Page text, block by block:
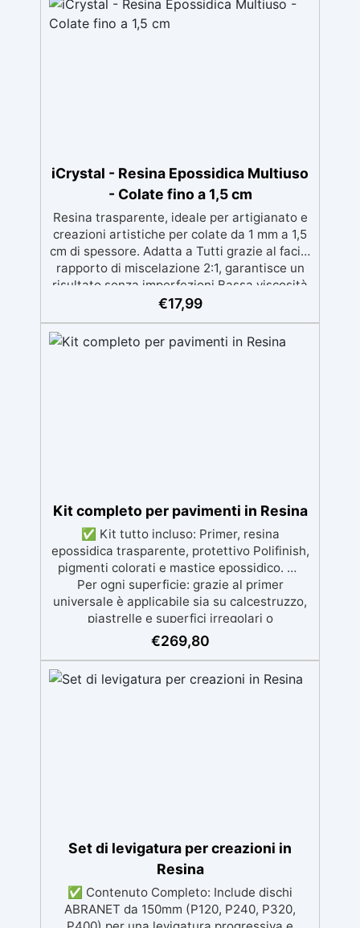
iCrystal - Resina Epossidica Multiuso
- Colate fino a 1,5 cm
Resina trasparente, ideale per artigianato e
creazioni artistiche per colate da 1 mm a 1,5
cm di spessore. Adatta a Tutti grazie al facile
rapporto di miscelazione 2:1, garantisce un
risultato senza imperfezioni Bassa viscosità
per colate senza bolle, compatibile con
materiali. Certificata post-catalisi atossica e
sicura per il contatto con la pelle, Bpa Free e
€17,99
Kit completo per pavimenti in Resina
✅ Kit tutto incluso: Primer, resina
epossidica trasparente, protettivo Polifinish,
pigmenti colorati e mastice epossidico. ✅
Per ogni superficie: grazie al primer
universale è applicabile sia su calcestruzzo,
piastrelle e superfici irregolari o
danneggiate. ✅ Facile da applicare: Video
Guida completa inclusa, 3 semplici passaggi,
finitura protettiva antigraffio. ✅ Risultati
€269,80
Set di levigatura per creazioni in
Resina
✅ Contenuto Completo: Include dischi
ABRANET da 150mm (P120, P240, P320,